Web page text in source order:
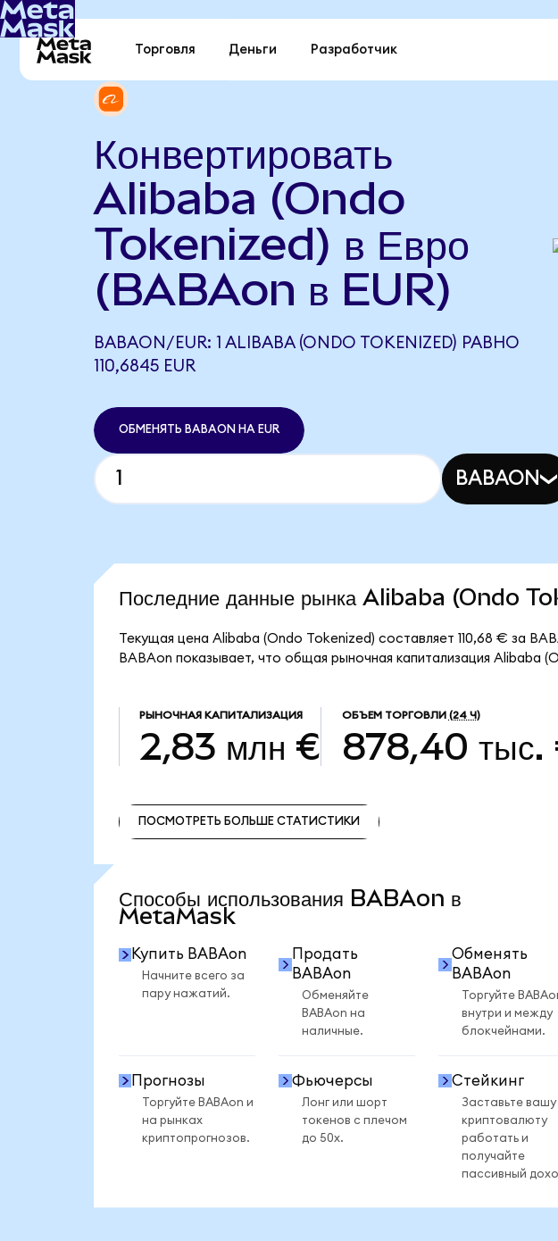
Торговля Деньги Разработчик
Конвертировать
Alibaba (Ondo
Tokenized) в Евро
(BABAon в EUR)
BABAON/EUR: 1 ALIBABA (ONDO TOKENIZED) РАВНО
110,6845 EUR
ОБМЕНЯТЬ BABAON НА EUR
BABAON
Последние данные рынка Alibaba (Ondo
Текущая цена Alibaba (Ondo Tokenized) составляет 110,68 € за
BABAon показывает, что общая рыночная капитализация Alibaba
РЫНОЧНАЯ КАПИТАЛИЗАЦИЯ
2,83 млн €
ОБЪЕМ ТОРГОВЛИ (24 Ч)
878,40 тыс.
ПОСМОТРЕТЬ БОЛЬШЕ СТАТИСТИКИ
Способы использования BABAon в
MetaMask
Купить BABAon
Начните всего за
пару нажатий.
Продать
BABAon
Обменяйте
BABAon на
наличные.
Обменять
BABAon
Торгуйте
внутри и между
блокчейнами.
Прогнозы
Торгуйте BABAon и
на рынках
криптопрогнозов.
Фьючерсы
Лонг или шорт
токенов с плечом
до 50x.
Стейкинг
Заставьте вашу
криптовалюту
работать и
получайте
пассивный